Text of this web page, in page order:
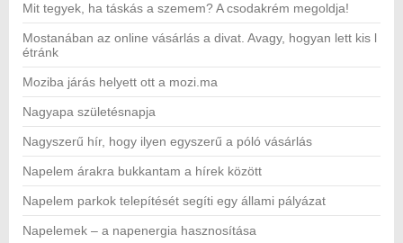
Mit tegyek, ha táskás a szemem? A csodakrém megoldja!
Mostanában az online vásárlás a divat. Avagy, hogyan lett kis l
étránk
Moziba járás helyett ott a mozi.ma
Nagyapa születésnapja
Nagyszerű hír, hogy ilyen egyszerű a póló vásárlás
Napelem árakra bukkantam a hírek között
Napelem parkok telepítését segíti egy állami pályázat
Napelemek – a napenergia hasznosítása